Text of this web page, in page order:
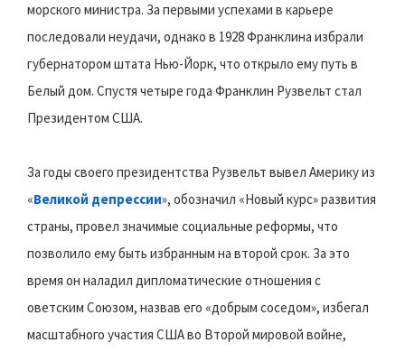
морского министра. За первыми успехами в карьере
последовали неудачи, однако в 1928 Франклина избрали
губернатором штата Нью-Йорк, что открыло ему путь в
Белый дом. Спустя четыре года Франклин Рузвельт стал
Президентом США.
За годы своего президентства Рузвельт вывел Америку из
«Великой депрессии», обозначил «Новый курс» развития
страны, провел значимые социальные реформы, что
позволило ему быть избранным на второй срок. За это
время он наладил дипломатические отношения с
оветским Союзом, назвав его «добрым соседом», избегал
масштабного участия США во Второй мировой войне,